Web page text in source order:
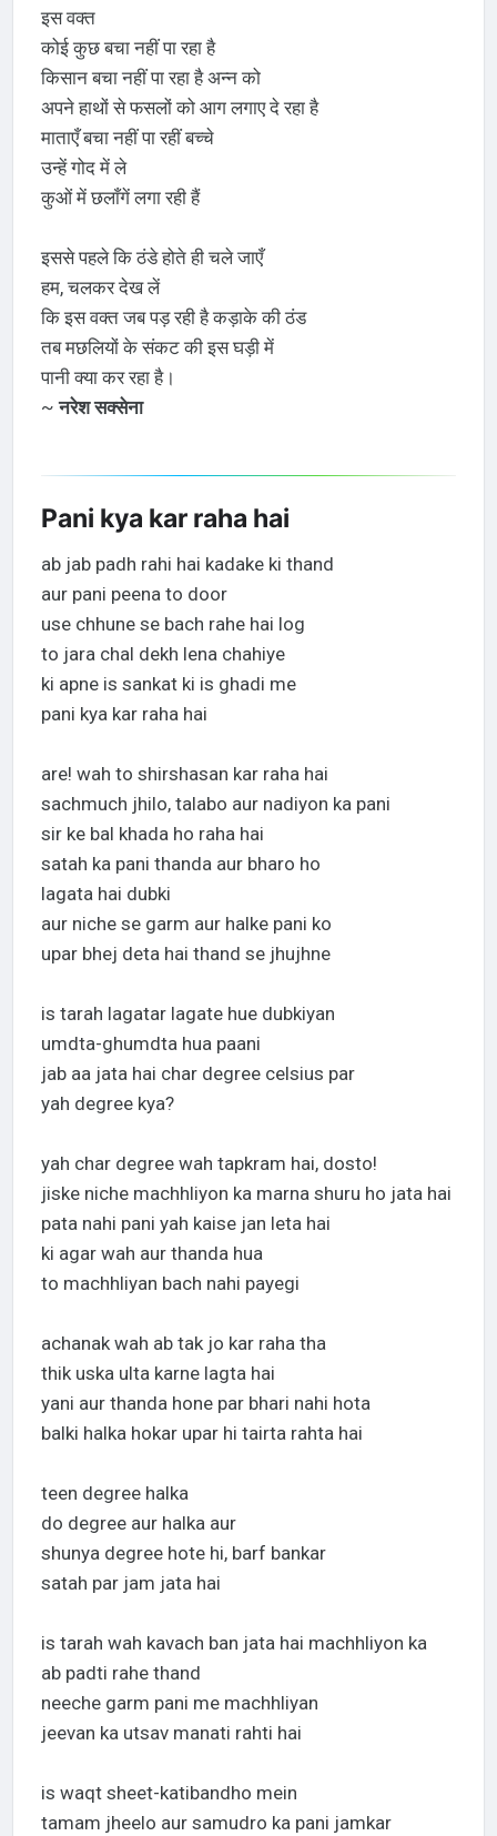
इस वक्त
कोई कुछ बचा नहीं पा रहा है
किसान बचा नहीं पा रहा है अन्न को
अपने हाथों से फसलों को आग लगाए दे रहा है
माताएँ बचा नहीं पा रहीं बच्चे
उन्हें गोद में ले
कुओं में छलाँगें लगा रही हैं
इससे पहले कि ठंडे होते ही चले जाएँ
हम, चलकर देख लें
कि इस वक्त जब पड़ रही है कड़ाके की ठंड
तब मछलियों के संकट की इस घड़ी में
पानी क्या कर रहा है।
~नरेश सक्सेना
Pani kya kar raha hai
ab jab padh rahi hai kadake ki thand
aur pani peena to door
use chhune se bach rahe hai log
to jara chal dekh lena chahiye
ki apne is sankat ki is ghadi me
pani kya kar raha hai
are! wah to shirshasan kar raha hai
sachmuch jhilo, talabo aur nadiyon ka pani
sir ke bal khada ho raha hai
satah ka pani thanda aur bharo ho
lagata hai dubki
aur niche se garm aur halke pani ko
upar bhej deta hai thand se jhujhne
is tarah lagatar lagate hue dubkiyan
umdta-ghumdta hua paani
jab aa jata hai char degree celsius par
yah degree kya?
yah char degree wah tapkram hai, dosto!
jiske niche machhliyon ka marna shuru ho jata hai
pata nahi pani yah kaise jan leta hai
ki agar wah aur thanda hua
to machhliyan bach nahi payegi
achanak wah ab tak jo kar raha tha
thik uska ulta karne lagta hai
yani aur thanda hone par bhari nahi hota
balki halka hokar upar hi tairta rahta hai
teen degree halka
do degree aur halka aur
shunya degree hote hi, barf bankar
satah par jam jata hai
is tarah wah kavach ban jata hai machhliyon ka
ab padti rahe thand
neeche garm pani me machhliyan
jeevan ka utsav manati rahti hai
is waqt sheet-katibandho mein
tamam jheelo aur samudro ka pani jamkar